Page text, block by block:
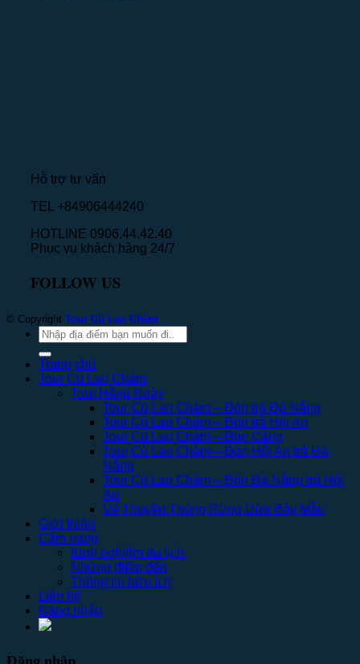
Hỗ trợ tư vấn
TEL +84906444240
HOTLINE 0906.44.42.40
Phục vụ khách hàng 24/7
FOLLOW US
© Copyright Tour Cù Lao Chàm
Tìm
kiếm:
Trang chủ
Tour Cù Lao Chàm
Tour Hằng Ngày
Tour Cù Lao Chàm – Đón trả Đà Nẵng
Tour Cù Lao Chàm – Đón trả Hội An
Tour Cù Lao Chàm – Đón Cảng
Tour Cù Lao Chàm – Đón Hội An trả Đà
Nẵng
Tour Cù Lao Chàm – Đón Đà Nẵng trả Hội
An
Vé Thuyền Thúng Rừng Dừa Bảy Mẫu
Giới thiệu
Cẩm nang
Kinh nghiệm du lịch
Những điểm đến
Thông tin hữu ích
Liên hệ
Đăng nhập